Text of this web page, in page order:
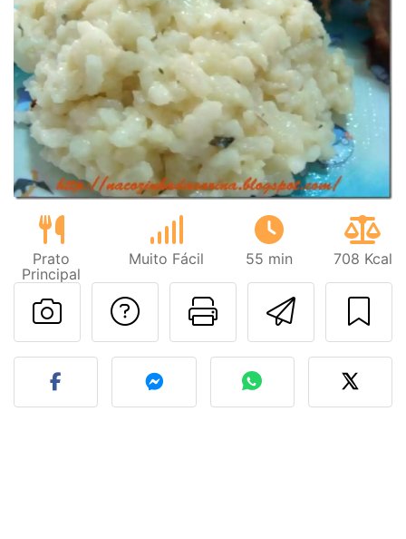
Prato
Principal
Muito Fácil 55 min 708 Kcal
Imprima
Falar com o autor
Fez esta receita?